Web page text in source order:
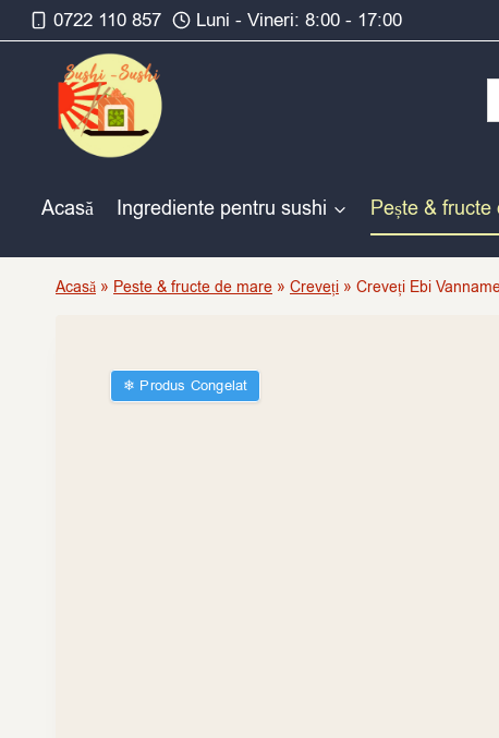
Skip
to
0722 110 857 Luni - Vineri: 8:00 - 17:00
Acasă Ingrediente pentru sushi Pește & fructe
Acasă » Peste & fructe de mare » Creveți » Creveți Ebi
❄︎ Produs Congelat